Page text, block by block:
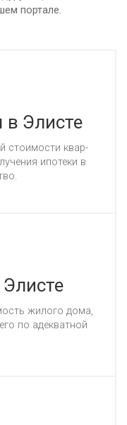
портале.
в Элисте
сто­имос­ти квар­
ипо­те­ки в
жи­ло­го до­ма,
по адек­ват­ной